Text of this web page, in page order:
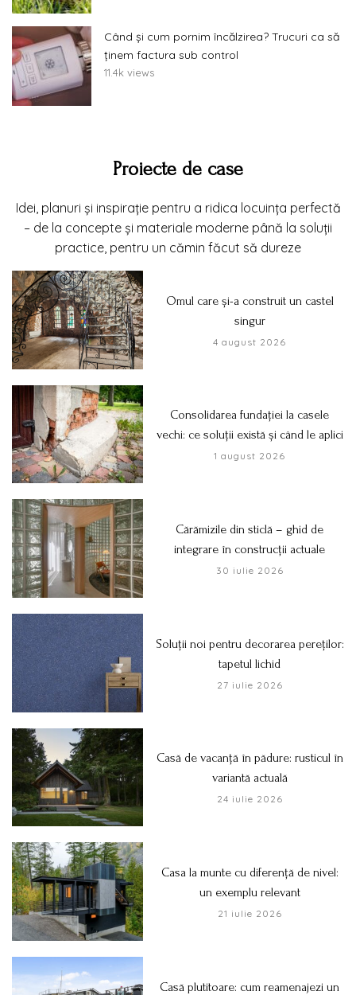
Când și cum pornim încălzirea? Trucuri ca să
ținem factura sub control
11.4k views
Proiecte de case
Idei, planuri și inspirație pentru a ridica locuința perfectă
– de la concepte și materiale moderne până la soluții
practice, pentru un cămin făcut să dureze
Omul care și-a construit un castel
singur
4 august 2026
Consolidarea fundației la casele
vechi: ce soluții există și când le aplici
1 august 2026
Cărămizile din sticlă – ghid de
integrare în construcții actuale
30 iulie 2026
Soluții noi pentru decorarea pereților:
tapetul lichid
27 iulie 2026
Casă de vacanță în pădure: rusticul în
variantă actuală
24 iulie 2026
Casa la munte cu diferență de nivel:
un exemplu relevant
21 iulie 2026
Casă plutitoare: cum reamenajezi un